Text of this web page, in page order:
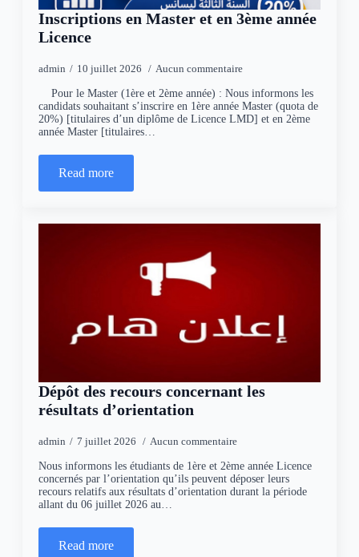
Inscriptions en Master et en 3ème année
Licence
admin 10 juillet 2026 Aucun commentaire
Pour le Master (1ère et 2ème année) : Nous informons les
candidats souhaitant s’inscrire en 1ère année Master (quota de
20%) [titulaires d’un diplôme de Licence LMD] et en 2ème
année Master [titulaires…
Read more
Dépôt des recours concernant les
résultats d’orientation
admin 7 juillet 2026 Aucun commentaire
Nous informons les étudiants de 1ère et 2ème année Licence
concernés par l’orientation qu’ils peuvent déposer leurs
recours relatifs aux résultats d’orientation durant la période
allant du 06 juillet 2026 au…
Read more